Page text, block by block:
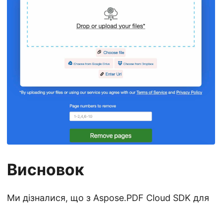
Висновок
Ми дізналися, що з Aspose.PDF Cloud SDK для